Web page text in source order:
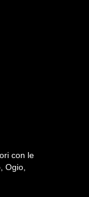
con le
Ogio,